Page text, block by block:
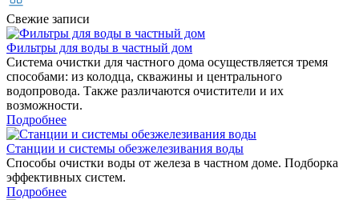
Свежие записи
Фильтры для воды в частный дом
Система очистки для частного дома осуществляется тремя
способами: из колодца, скважины и центрального
водопровода. Также различаются очистители и их
возможности.
Подробнее
Станции и системы обезжелезивания воды
Способы очистки воды от железа в частном доме. Подборка
эффективных систем.
Подробнее